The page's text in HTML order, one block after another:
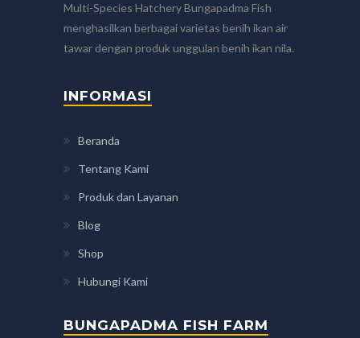
Multi-Species Hatchery Bungapadma Fish
menghasilkan berbagai varietas benih ikan air
tawar dengan produk unggulan benih ikan nila.
INFORMASI
Beranda
Tentang Kami
Produk dan Layanan
Blog
Shop
Hubungi Kami
BUNGAPADMA FISH FARM